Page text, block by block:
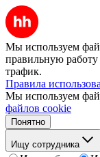
Мы используем
правильную работу
трафик.
Правила
Мы используем
файлов cookie
Понятно
Ищу сотрудника